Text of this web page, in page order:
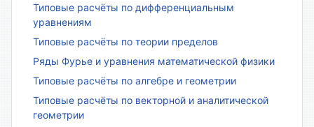
Типовые расчёты по дифференциальным
уравнениям
Типовые расчёты по теории пределов
Ряды Фурье и уравнения математической физики
Типовые расчёты по алгебре и геометрии
Типовые расчёты по векторной и аналитической
геометрии